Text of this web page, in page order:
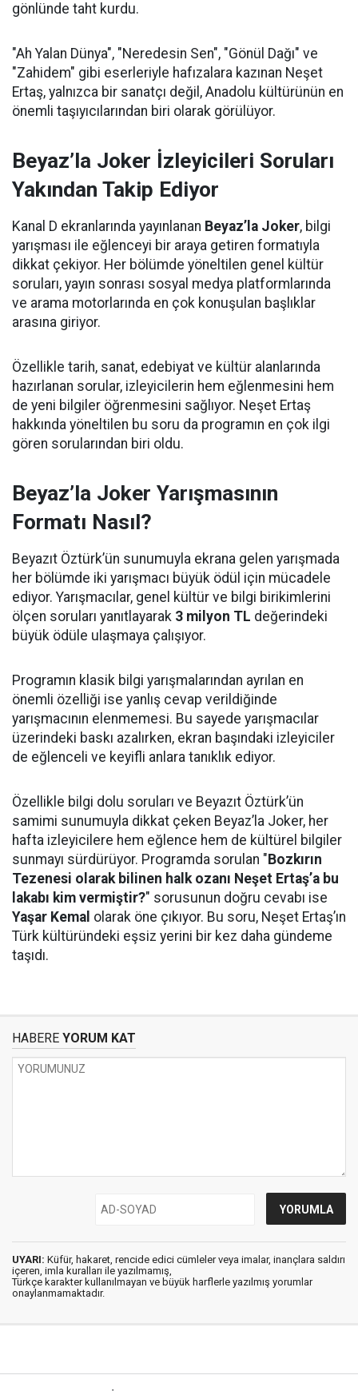
gönlünde taht kurdu.
"Ah Yalan Dünya", "Neredesin Sen", "Gönül Dağı" ve
"Zahidem" gibi eserleriyle hafızalara kazınan Neşet
Ertaş, yalnızca bir sanatçı değil, Anadolu kültürünün en
önemli taşıyıcılarından biri olarak görülüyor.
Beyaz’la Joker İzleyicileri Soruları
Yakından Takip Ediyor
Kanal D ekranlarında yayınlanan Beyaz’la Joker, bilgi
yarışması ile eğlenceyi bir araya getiren formatıyla
dikkat çekiyor. Her bölümde yöneltilen genel kültür
soruları, yayın sonrası sosyal medya platformlarında
ve arama motorlarında en çok konuşulan başlıklar
arasına giriyor.
Özellikle tarih, sanat, edebiyat ve kültür alanlarında
hazırlanan sorular, izleyicilerin hem eğlenmesini hem
de yeni bilgiler öğrenmesini sağlıyor. Neşet Ertaş
hakkında yöneltilen bu soru da programın en çok ilgi
gören sorularından biri oldu.
Beyaz’la Joker Yarışmasının
Formatı Nasıl?
Beyazıt Öztürk’ün sunumuyla ekrana gelen yarışmada
her bölümde iki yarışmacı büyük ödül için mücadele
ediyor. Yarışmacılar, genel kültür ve bilgi birikimlerini
ölçen soruları yanıtlayarak 3 milyon TL değerindeki
büyük ödüle ulaşmaya çalışıyor.
Programın klasik bilgi yarışmalarından ayrılan en
önemli özelliği ise yanlış cevap verildiğinde
yarışmacının elenmemesi. Bu sayede yarışmacılar
üzerindeki baskı azalırken, ekran başındaki izleyiciler
de eğlenceli ve keyifli anlara tanıklık ediyor.
Özellikle bilgi dolu soruları ve Beyazıt Öztürk’ün
samimi sunumuyla dikkat çeken Beyaz’la Joker, her
hafta izleyicilere hem eğlence hem de kültürel bilgiler
sunmayı sürdürüyor. Programda sorulan " Bozkırın
Tezenesi olarak bilinen halk ozanı Neşet Ertaş’a bu
lakabı kim vermiştir?" sorusunun doğru cevabı ise
Yaşar Kemal olarak öne çıkıyor. Bu soru, Neşet Ertaş’ın
Türk kültüründeki eşsiz yerini bir kez daha gündeme
taşıdı.
HABERE YORUM KAT
UYARI: Küfür, hakaret, rencide edici cümleler veya imalar, inançlara saldırı
içeren, imla kuralları ile yazılmamış,
Türkçe karakter kullanılmayan ve büyük harflerle yazılmış yorumlar
onaylanmamaktadır.